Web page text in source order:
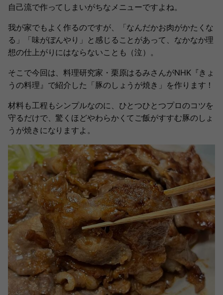
自己流で作ってしまいがちなメニューですよね。
我が家でもよく作るのですが、「なんだかお肉がかたくな
る」「味がぼんやり」と感じることがあって、なかなか理
想の仕上がりにはならないことも（泣）。
そこで今回は、料理研究家・栗原はるみさんがNHK『きょ
うの料理』で紹介した「豚のしょうが焼き」を作ります！
材料も工程もシンプルなのに、ひとつひとつプロのコツを
守るだけで、驚くほどやわらかくてご飯がすすむ豚のしょ
うが焼きになりますよ。